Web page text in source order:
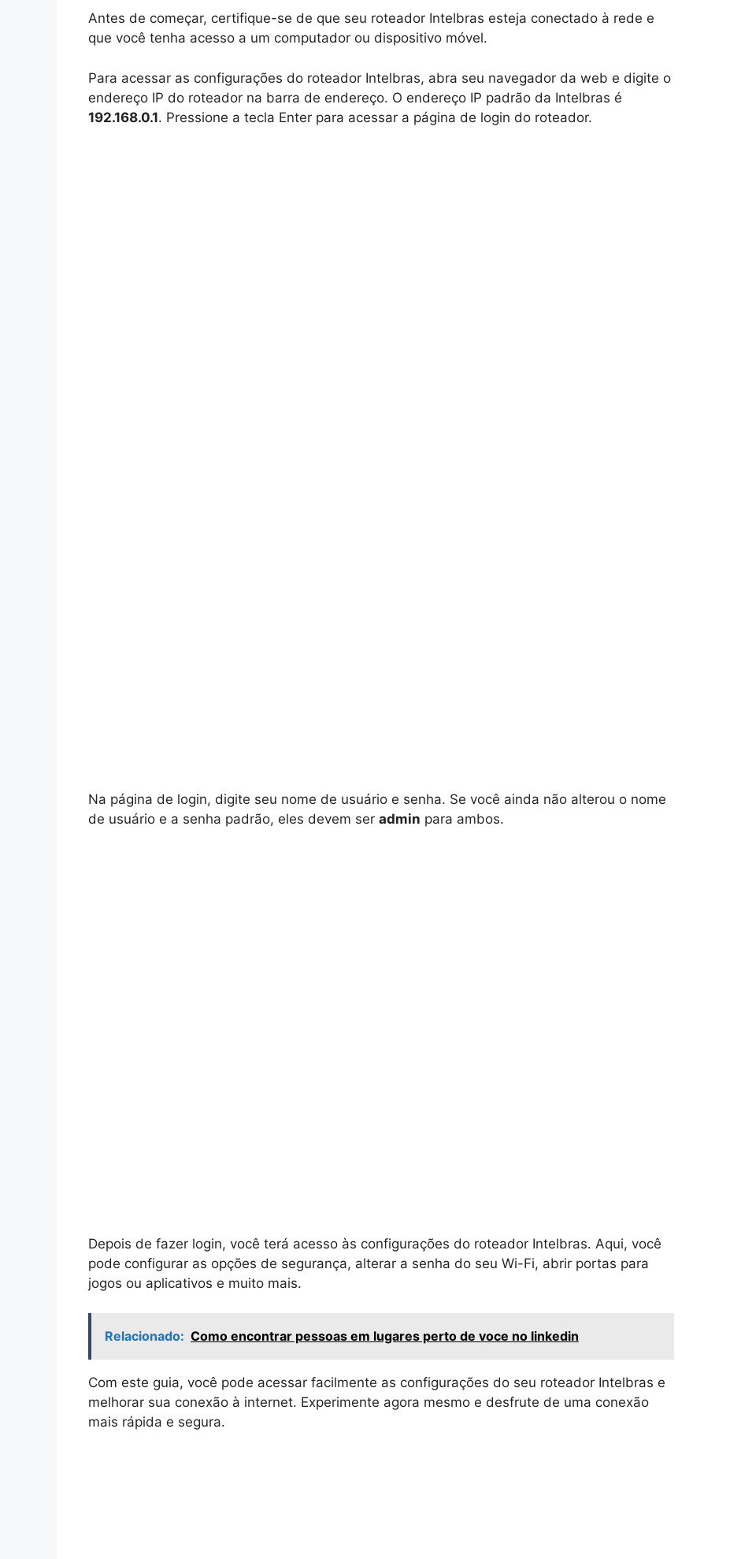
Antes de começar, certifique-se de que seu roteador Intelbras esteja conectado à rede e
que você tenha acesso a um computador ou dispositivo móvel.
Para acessar as configurações do roteador Intelbras, abra seu navegador da web e digite o
endereço IP do roteador na barra de endereço. O endereço IP padrão da Intelbras é
192.168.0.1. Pressione a tecla Enter para acessar a página de login do roteador.
Na página de login, digite seu nome de usuário e senha. Se você ainda não alterou o nome
de usuário e a senha padrão, eles devem ser admin para ambos.
Depois de fazer login, você terá acesso às configurações do roteador Intelbras. Aqui, você
pode configurar as opções de segurança, alterar a senha do seu Wi-Fi, abrir portas para
jogos ou aplicativos e muito mais.
Relacionado: Como encontrar pessoas em lugares perto de voce no linkedin
Com este guia, você pode acessar facilmente as configurações do seu roteador Intelbras e
melhorar sua conexão à internet. Experimente agora mesmo e desfrute de uma conexão
mais rápida e segura.